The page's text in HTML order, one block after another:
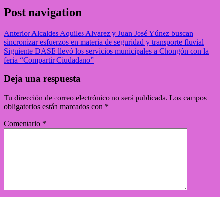
Post navigation
AnteriorAlcaldes Aquiles Alvarez y Juan José Yúnez buscan
sincronizar esfuerzos en materia de seguridad y transporte fluvial
Siguiente DASE llevó los servicios municipales a Chongón con la
feria “Compartir Ciudadano”
Deja una respuesta
Tu dirección de correo electrónico no será publicada. Los campos
obligatorios están marcados con *
Comentario *